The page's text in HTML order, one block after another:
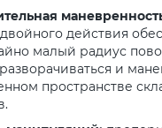
действия
малый радиус
и
пространстве